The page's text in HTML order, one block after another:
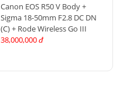
Canon EOS R50 V Body +
Sigma 18-50mm F2.8 DC DN
(C) + Rode Wireless Go III
38,000,000 đ